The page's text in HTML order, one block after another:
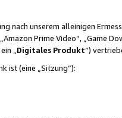
unserem alleinigen
Prime Video“, „Game
„ Digitales Produkt“)
ist (eine „Sitzung“):